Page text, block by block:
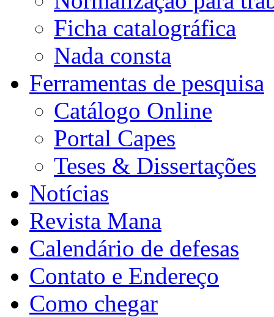
Ficha catalográfica
Nada consta
Ferramentas de pesquisa
Catálogo Online
Portal Capes
Teses & Dissertações
Notícias
Revista Mana
Calendário de defesas
Contato e Endereço
Como chegar